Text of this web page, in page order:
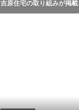
吉原住宅の取り組みが掲